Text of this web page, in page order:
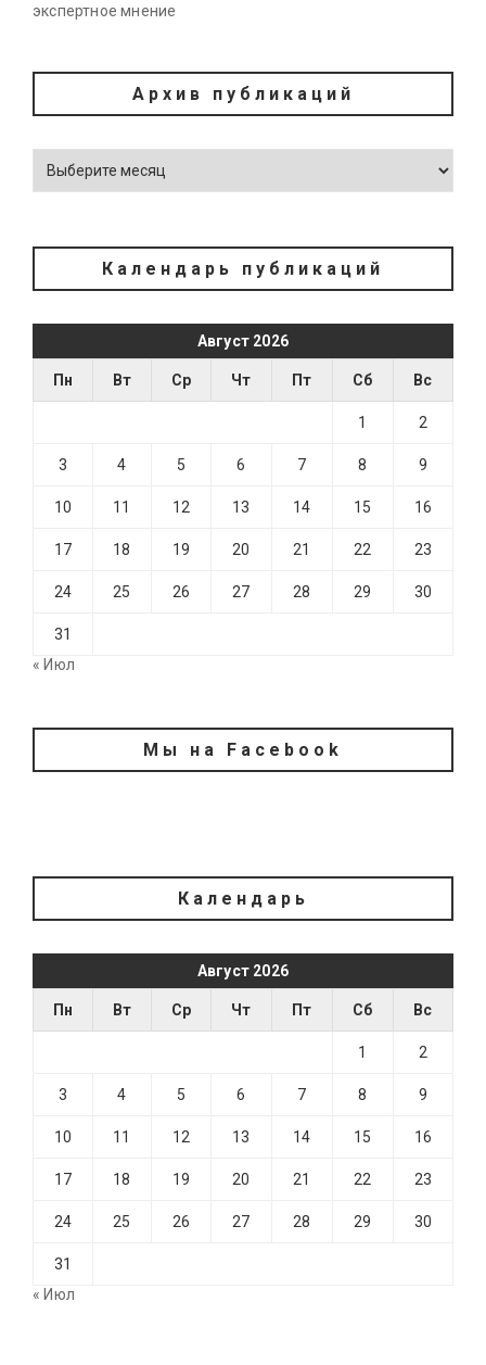
экспертное мнение
Архив публикаций
Календарь публикаций
Август 2026
Пн Вт Ср Чт Пт Сб Вс
1 2
3 4 5 6 7 8 9
10 11 12 13 14 15 16
17 18 19 20 21 22 23
24 25 26 27 28 29 30
31
« Июл
Мы на Facebook
Календарь
Август 2026
Пн Вт Ср Чт Пт Сб Вс
1 2
3 4 5 6 7 8 9
10 11 12 13 14 15 16
17 18 19 20 21 22 23
24 25 26 27 28 29 30
31
« Июл